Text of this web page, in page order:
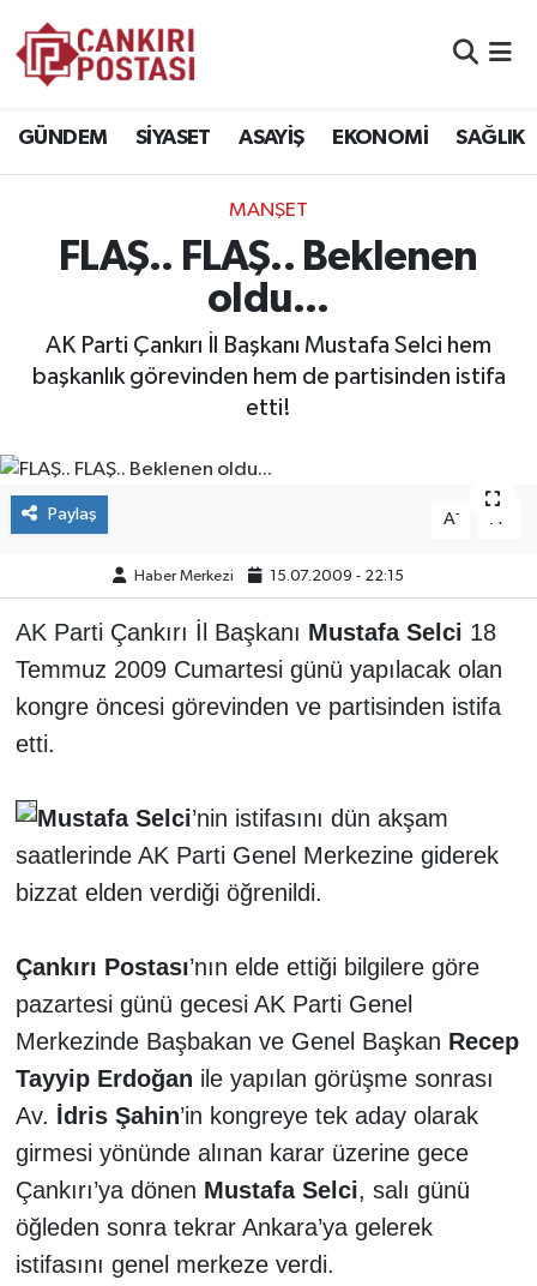
GÜNDEM SİYASET ASAYİŞ EKONOMİ SAĞLIK
MANŞET
FLAŞ.. FLAŞ.. Beklenen
oldu...
AK Parti Çankırı İl Başkanı Mustafa Selci hem
başkanlık görevinden hem de partisinden istifa
etti!
Paylaş A- A
Haber Merkezi 15.07.2009 - 22:15
AK Parti Çankırı İl Başkanı Mustafa Selci 18
Temmuz 2009 Cumartesi günü yapılacak olan
kongre öncesi görevinden ve partisinden istifa
etti.
Mustafa Selci’nin istifasını dün akşam
saatlerinde AK Parti Genel Merkezine giderek
bizzat elden verdiği öğrenildi.
Çankırı Postası’nın elde ettiği bilgilere göre
pazartesi günü gecesi AK Parti Genel
Merkezinde Başbakan ve Genel Başkan Recep
Tayyip Erdoğan ile yapılan görüşme sonrası
Av. İdris Şahin’in kongreye tek aday olarak
girmesi yönünde alınan karar üzerine gece
Çankırı’ya dönen Mustafa Selci, salı günü
öğleden sonra tekrar Ankara’ya gelerek
istifasını genel merkeze verdi.
EKONOMİ
SAĞLIK
EĞİTİM
YAŞAM
ÇEVRE
İLÇELER
RESMİ İLANLAR
TURİZM
MAGAZİN
BİLİM&TEKNOLOJİ
BÖLGE
TÜRKİYE
DÜNYA
Trafik Durumu
Süper Lig Puan Durumu ve Fikstür
Son Dakika Haberleri
Haber Arşivi